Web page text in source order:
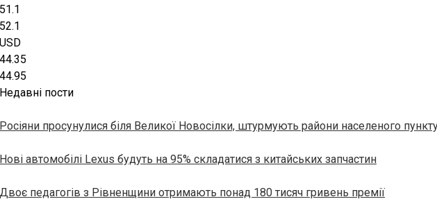
51.1
52.1
USD
44.35
44.95
Недавні пости
Росіяни просунулися біля Великої Новосілки, штурмують райони населеного
Нові автомобілі Lexus будуть на 95% складатися з китайських запчастин
Двоє педагогів з Рівненщини отримають понад 180 тисяч гривень премії